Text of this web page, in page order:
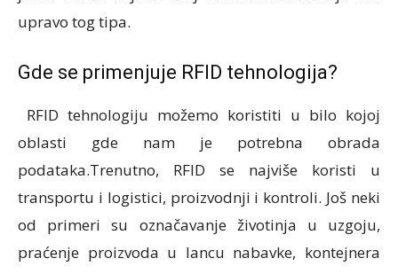
upravo tog tipa.
Gde se primenjuje RFID tehnologija?
RFID tehnologiju možemo koristiti u bilo kojoj
oblasti gde nam je potrebna obrada
podataka.Trenutno, RFID se najviše koristi u
transportu i logistici, proizvodnji i kontroli. Još neki
od primeri su označavanje životinja u uzgoju,
praćenje proizvoda u lancu nabavke, kontejnera